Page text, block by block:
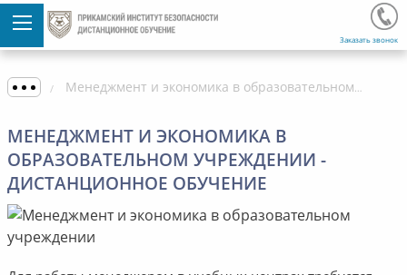
Заказать звонок
Менеджмент и экономика в образовательном учреждении - Дистанционное обучение
МЕНЕДЖМЕНТ И ЭКОНОМИКА В
ОБРАЗОВАТЕЛЬНОМ УЧРЕЖДЕНИИ -
ДИСТАНЦИОННОЕ ОБУЧЕНИЕ